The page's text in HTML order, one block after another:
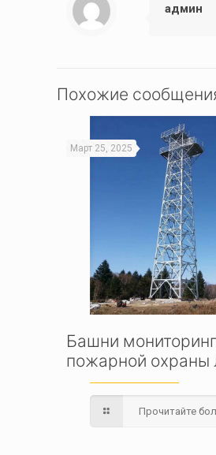
админ
Похожие
Март 25, 2025
Башни
пожарной охраны
Прочитайте